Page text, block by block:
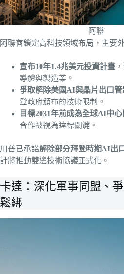
阿聯
阿聯酋鎖定高科技領域布局，主要
宣布10年1.4兆美元投資計畫
導體與製造業。
爭取解除美國AI與晶片出口管
登政府頒布的技術限制。
目標2031年前成為全球AI中心
合作被視為達標關鍵。
川普已承諾解除部分拜登時期AI出
計將推動雙邊技術協議正式化。
卡達：深化軍事同盟、
鬆綁